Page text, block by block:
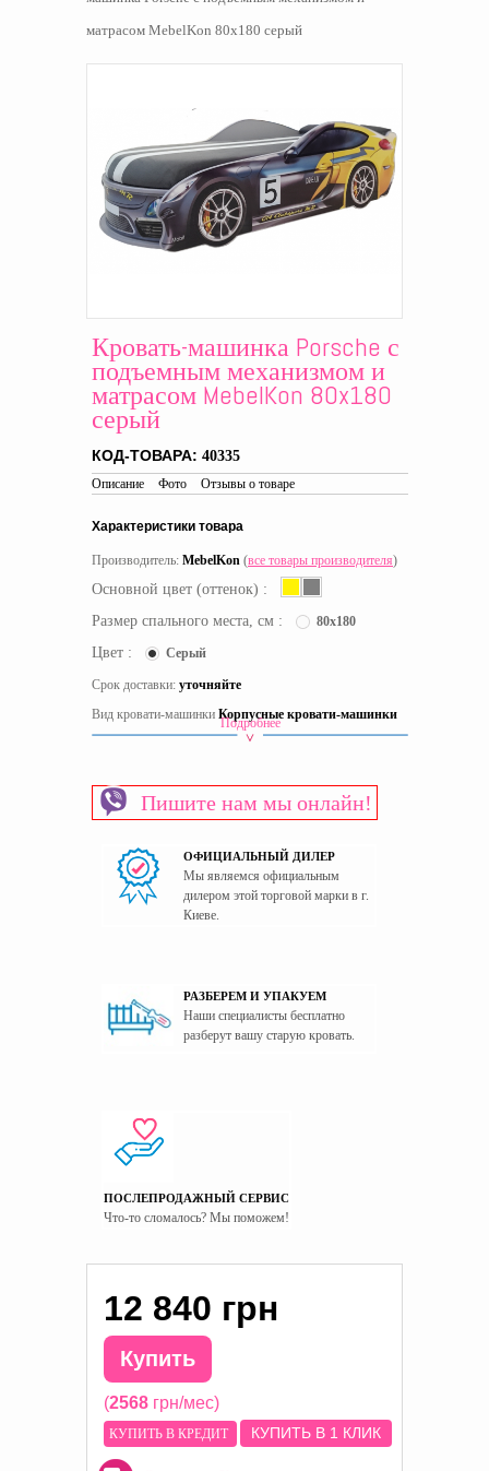
матрасом MebelKon 80x180 серый
Кровать-машинка Porsche с
подъемным механизмом и
матрасом MebelKon 80x180
серый
КОД-ТОВАРА: 40335
Описание Фото Отзывы о товаре
Характеристики товара
Производитель: MebelKon (все товары производителя)
Основной цвет (оттенок) :
Размер спального места, см :
80x180
Цвет : Серый
Срок доставки: уточняйте
Вид кровати-машинки Корпусные кровати-машинки
Кровати-машины
Материал изготовления фасада
ЛДСП
Для мальчиков
Страна производитель Украина
Подробнее
Пишите нам мы онлайн!
ОФИЦИАЛЬНЫЙ ДИЛЕР
Мы являемся официальным
дилером этой торговой марки в г.
Киеве.
РАЗБЕРЕМ И УПАКУЕМ
Наши специалисты бесплатно
разберут вашу старую кровать.
ПОСЛЕПРОДАЖНЫЙ СЕРВИС
Что-то сломалось? Мы поможем!
12 840 грн
Купить
(2568 грн/мес)
КУПИТЬ В КРЕДИТ КУПИТЬ В 1 КЛИК